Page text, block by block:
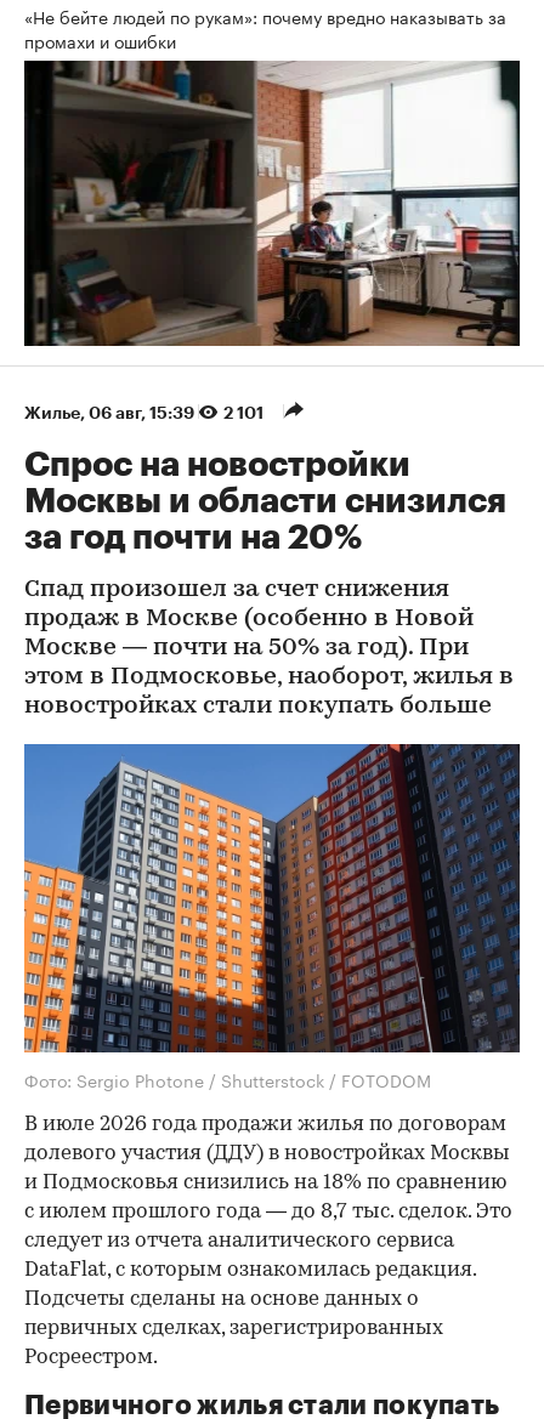
«Не бейте людей по рукам»: почему вредно наказывать за
промахи и ошибки
Жилье⁠, 06 авг, 15:39 2 101
Спрос на новостройки
Москвы и области снизился
за год почти на 20%
Спад произошел за счет снижения
продаж в Москве (особенно в Новой
Москве — почти на 50% за год). При
этом в Подмосковье, наоборот, жилья в
новостройках стали покупать больше
Фото: Sergio Photone / Shutterstock / FOTODOM
В июле 2026 года продажи жилья по договорам
долевого участия (ДДУ) в новостройках Москвы
и Подмосковья снизились на 18% по сравнению
с июлем прошлого года — до 8,7 тыс. сделок. Это
следует из отчета аналитического сервиса
DataFlat, с которым ознакомилась редакция.
Подсчеты сделаны на основе данных о
первичных сделках, зарегистрированных
Росреестром.
Первичного жилья стали покупать